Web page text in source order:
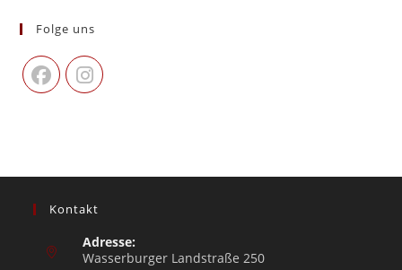
Folge uns
Kontakt
Adresse:
Wasserburger Landstraße 250